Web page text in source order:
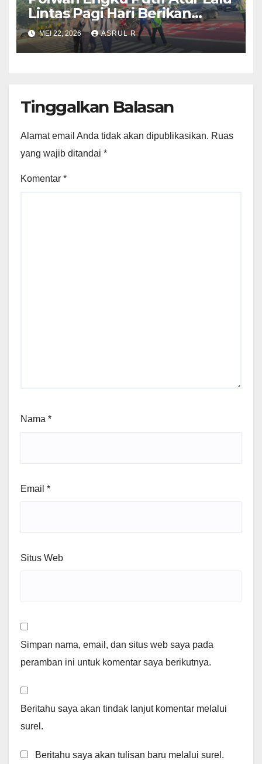
Lintas Pagi Hari Berikan
kenyamaan Pelajar SDN 001
Sungai Panas
MEI 22, 2026 ASRUL R
Tinggalkan Balasan
Alamat email Anda tidak akan dipublikasikan. Ruas
yang wajib ditandai *
Komentar *
Nama *
Email *
Situs Web
Simpan nama, email, dan situs web saya pada
peramban ini untuk komentar saya berikutnya.
Beritahu saya akan tindak lanjut komentar melalui
surel.
Beritahu saya akan tulisan baru melalui surel.